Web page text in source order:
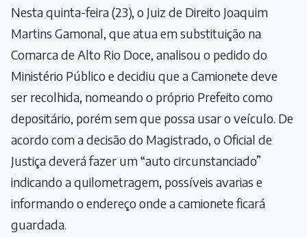
Nesta quinta-feira (23), o Juiz de Direito Joaquim
Martins Gamonal, que atua em substituição na
Comarca de Alto Rio Doce, analisou o pedido do
Ministério Público e decidiu que a Camionete deve
ser recolhida, nomeando o próprio Prefeito como
depositário, porém sem que possa usar o veículo. De
acordo com a decisão do Magistrado, o Oficial de
Justiça deverá fazer um “auto circunstanciado”
indicando a quilometragem, possíveis avarias e
informando o endereço onde a camionete ficará
guardada.